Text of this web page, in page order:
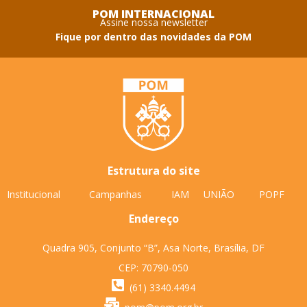
POM INTERNACIONAL
Assine nossa newsletter
Fique por dentro das novidades da POM
Estrutura do site
Institucional Campanhas IAM UNIÃO POPF
Endereço
Quadra 905, Conjunto “B”, Asa Norte, Brasília, DF
CEP: 70790-050
(61) 3340.4494